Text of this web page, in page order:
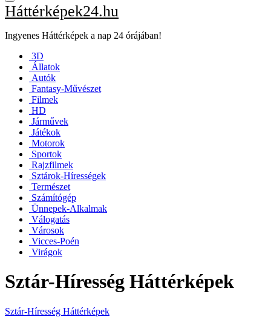
Háttérképek24.hu
Ingyenes Háttérképek a nap 24 órájában!
3D
Állatok
Autók
Fantasy-Művészet
Filmek
HD
Járművek
Játékok
Motorok
Sportok
Rajzfilmek
Sztárok-Hírességek
Természet
Számítógép
Ünnepek-Alkalmak
Válogatás
Városok
Vicces-Poén
Virágok
Sztár-Híresség Háttérképek
Sztár-Híresség Háttérképek